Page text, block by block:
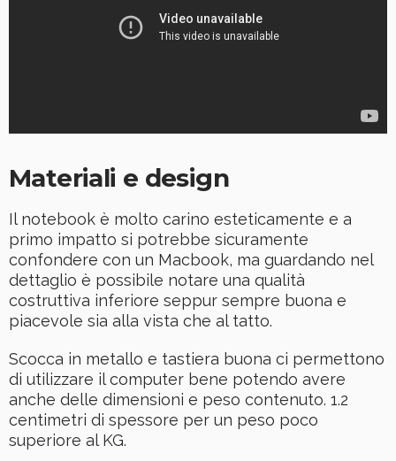
Materiali e design
Il notebook è molto carino esteticamente e a
primo impatto si potrebbe sicuramente
confondere con un Macbook, ma guardando nel
dettaglio è possibile notare una qualità
costruttiva inferiore seppur sempre buona e
piacevole sia alla vista che al tatto.
Scocca in metallo e tastiera buona ci permettono
di utilizzare il computer bene potendo avere
anche delle dimensioni e peso contenuto. 1.2
centimetri di spessore per un peso poco
superiore al KG.